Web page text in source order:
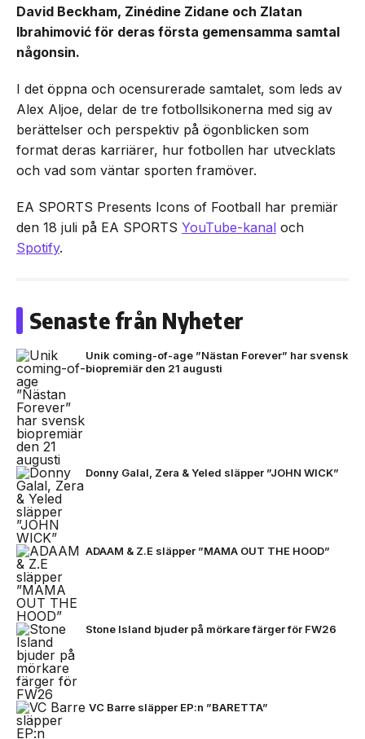
David Beckham, Zinédine Zidane och Zlatan
Ibrahimović för deras första gemensamma samtal
någonsin.
I det öppna och ocensurerade samtalet, som leds av
Alex Aljoe, delar de tre fotbollsikonerna med sig av
berättelser och perspektiv på ögonblicken som
format deras karriärer, hur fotbollen har utvecklats
och vad som väntar sporten framöver.
EA SPORTS Presents Icons of Football har premiär
den 18 juli på EA SPORTS YouTube-kanal och
Spotify.
Senaste från Nyheter
Unik coming-of-age ”Nästan Forever” har svensk
biopremiär den 21 augusti
Donny Galal, Zera & Yeled släpper ”JOHN WICK”
ADAAM & Z.E släpper ”MAMA OUT THE HOOD”
Stone Island bjuder på mörkare färger för FW26
VC Barre släpper EP:n ”BARETTA”